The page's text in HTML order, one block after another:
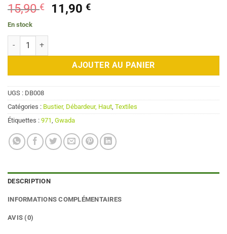
15,90€
Le
15,90 €.
11,90€Le
11,90 €.
En stock
AJOUTER AU PANIER
UGS : DB008
Catégories : Bustier, Débardeur, Haut Textiles
Étiquettes : 971 Gwada
DESCRIPTION
INFORMATIONS COMPLÉMENTAIRES
AVIS (0)